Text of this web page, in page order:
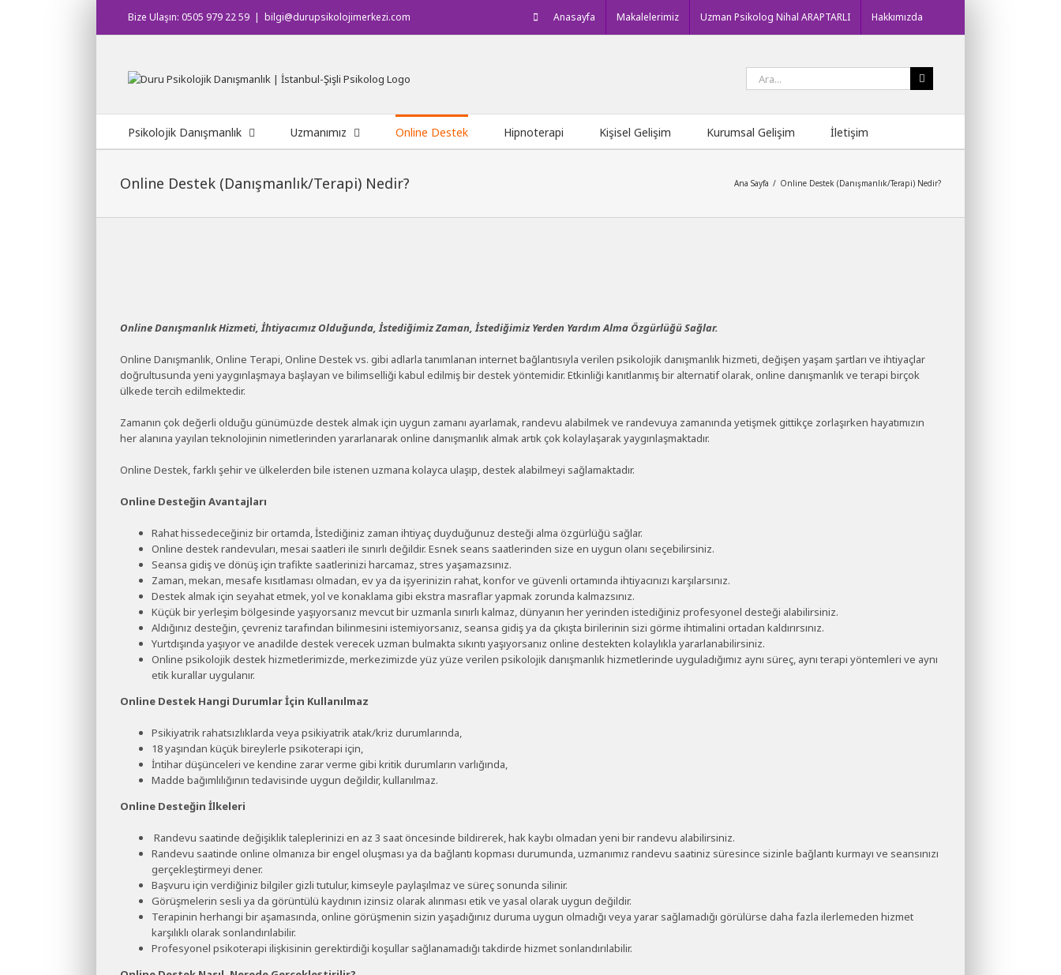
Bize Ulaşın: 0505 979 22 59 | bilgi@durupsikolojimerkezi.com Anasayfa Makalelerimiz Uzman Psikolog Nihal ARAPTARLI Hakkımızda
Ara:
Psikolojik Danışmanlık Uzmanımız Online Destek Hipnoterapi Kişisel Gelişim Kurumsal Gelişim İletişim
Online Destek (Danışmanlık/Terapi) Nedir? Ana Sayfa / Online Destek (Danışmanlık/Terapi) Nedir?
Online Danışmanlık Hizmeti, İhtiyacımız Olduğunda, İstediğimiz Zaman, İstediğimiz Yerden Yardım Alma Özgürlüğü Sağlar.
Online Danışmanlık, Online Terapi, Online Destek vs. gibi adlarla tanımlanan internet bağlantısıyla verilen psikolojik danışmanlık hizmeti, değişen yaşam şartları ve ihtiyaçlar
doğrultusunda yeni yaygınlaşmaya başlayan ve bilimselliği kabul edilmiş bir destek yöntemidir. Etkinliği kanıtlanmış bir alternatif olarak, online danışmanlık ve terapi birçok
ülkede tercih edilmektedir.
Zamanın çok değerli olduğu günümüzde destek almak için uygun zamanı ayarlamak, randevu alabilmek ve randevuya zamanında yetişmek gittikçe zorlaşırken hayatımızın
her alanına yayılan teknolojinin nimetlerinden yararlanarak online danışmanlık almak artık çok kolaylaşarak yaygınlaşmaktadır.
Online Destek, farklı şehir ve ülkelerden bile istenen uzmana kolayca ulaşıp, destek alabilmeyi sağlamaktadır.
Online Desteğin Avantajları
Rahat hissedeceğiniz bir ortamda, İstediğiniz zaman ihtiyaç duyduğunuz desteği alma özgürlüğü sağlar.
Online destek randevuları, mesai saatleri ile sınırlı değildir. Esnek seans saatlerinden size en uygun olanı seçebilirsiniz.
Seansa gidiş ve dönüş için trafikte saatlerinizi harcamaz, stres yaşamazsınız.
Zaman, mekan, mesafe kısıtlaması olmadan, ev ya da işyerinizin rahat, konfor ve güvenli ortamında ihtiyacınızı karşılarsınız.
Destek almak için seyahat etmek, yol ve konaklama gibi ekstra masraflar yapmak zorunda kalmazsınız.
Küçük bir yerleşim bölgesinde yaşıyorsanız mevcut bir uzmanla sınırlı kalmaz, dünyanın her yerinden istediğiniz profesyonel desteği alabilirsiniz.
Aldığınız desteğin, çevreniz tarafından bilinmesini istemiyorsanız, seansa gidiş ya da çıkışta birilerinin sizi görme ihtimalini ortadan kaldırırsınız.
Yurtdışında yaşıyor ve anadilde destek verecek uzman bulmakta sıkıntı yaşıyorsanız online destekten kolaylıkla yararlanabilirsiniz.
Online psikolojik destek hizmetlerimizde, merkezimizde yüz yüze verilen psikolojik danışmanlık hizmetlerinde uyguladığımız aynı süreç, aynı terapi yöntemleri ve aynı
etik kurallar uygulanır.
Online Destek Hangi Durumlar İçin Kullanılmaz
Psikiyatrik rahatsızlıklarda veya psikiyatrik atak/kriz durumlarında,
18 yaşından küçük bireylerle psikoterapi için,
İntihar düşünceleri ve kendine zarar verme gibi kritik durumların varlığında,
Madde bağımlılığının tedavisinde uygun değildir, kullanılmaz.
Online Desteğin İlkeleri
Randevu saatinde değişiklik taleplerinizi en az 3 saat öncesinde bildirerek, hak kaybı olmadan yeni bir randevu alabilirsiniz.
Randevu saatinde online olmanıza bir engel oluşması ya da bağlantı kopması durumunda, uzmanımız randevu saatiniz süresince sizinle bağlantı kurmayı ve seansınızı
gerçekleştirmeyi dener.
Başvuru için verdiğiniz bilgiler gizli tutulur, kimseyle paylaşılmaz ve süreç sonunda silinir.
Görüşmelerin sesli ya da görüntülü kaydının izinsiz olarak alınması etik ve yasal olarak uygun değildir.
Terapinin herhangi bir aşamasında, online görüşmenin sizin yaşadığınız duruma uygun olmadığı veya yarar sağlamadığı görülürse daha fazla ilerlemeden hizmet
karşılıklı olarak sonlandırılabilir.
Profesyonel psikoterapi ilişkisinin gerektirdiği koşullar sağlanamadığı takdirde hizmet sonlandırılabilir.